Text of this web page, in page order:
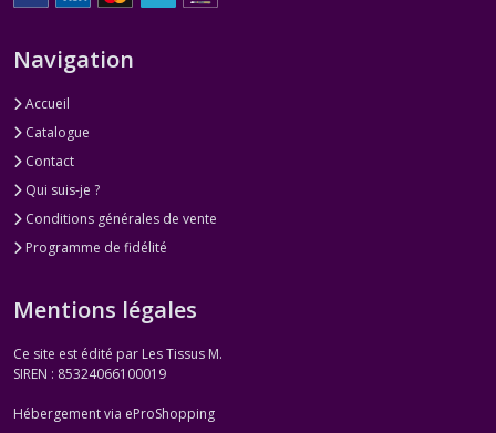
Navigation
Accueil
Catalogue
Contact
Qui suis-je ?
Conditions générales de vente
Programme de fidélité
Mentions légales
Ce site est édité par Les Tissus M.
SIREN : 85324066100019
Hébergement via eProShopping